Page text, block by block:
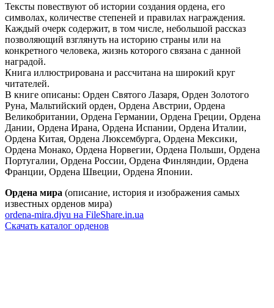
Тексты повествуют об истории создания ордена, его
символах, количестве степеней и правилах награждения.
Каждый очерк содержит, в том числе, небольшой рассказ
позволяющий взглянуть на историю страны или на
конкретного человека, жизнь которого связана с данной
наградой.
Книга иллюстрирована и рассчитана на широкий круг
читателей.
В книге описаны: Орден Святого Лазаря, Орден Золотого
Руна, Мальтийский орден, Ордена Австрии, Ордена
Великобритании, Ордена Германии, Ордена Греции, Ордена
Дании, Ордена Ирана, Ордена Испании, Ордена Италии,
Ордена Китая, Ордена Люксембурга, Ордена Мексики,
Ордена Монако, Ордена Норвегии, Ордена Польши, Ордена
Португалии, Ордена России, Ордена Финляндии, Ордена
Франции, Ордена Швеции, Ордена Японии.
Ордена мира (описание, история и изображения самых
известных орденов мира)
ordena-mira.djvu на FileShare.in.ua
Скачать каталог орденов